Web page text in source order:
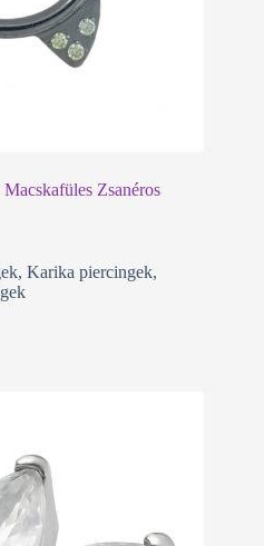
Zsanéros
, Karika piercingek,